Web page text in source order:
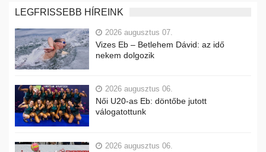
LEGFRISSEBB HÍREINK
2026 augusztus 07.
Vizes Eb – Betlehem Dávid: az idő
nekem dolgozik
2026 augusztus 06.
Női U20-as Eb: döntőbe jutott
válogatottunk
2026 augusztus 06.